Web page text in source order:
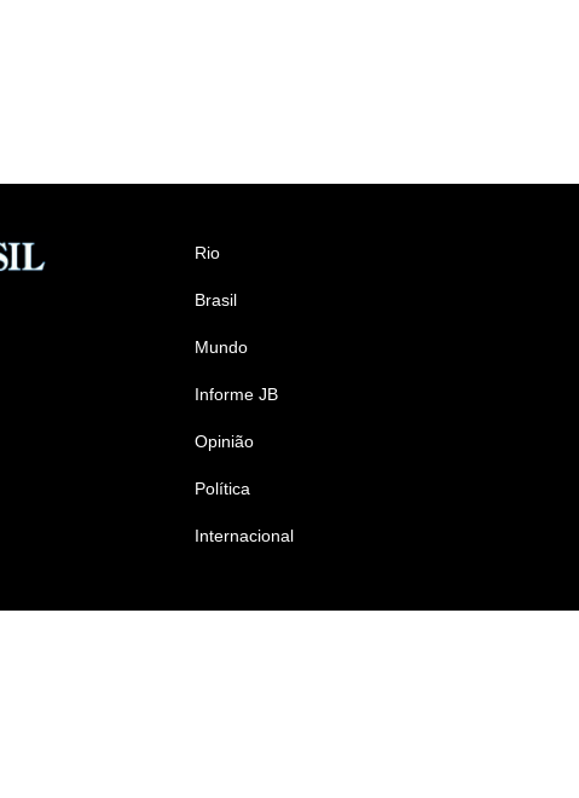
Rio
Brasil
Mundo
Informe JB
Opinião
Política
Internacional